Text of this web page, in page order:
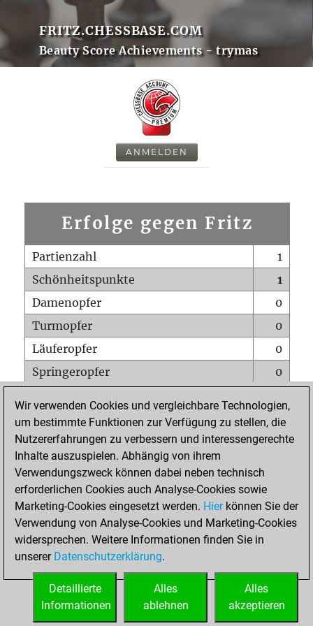
FRITZ.CHESSBASE.COM
Beauty Score Achievements - trymas
ANMELDEN
Erfolge gegen Fritz
Partienzahl
1
Schönheitspunkte
1
Damenopfer
0
Turmopfer
0
Läuferopfer
0
Springeropfer
0
Matt auf vollem Brett
0
Bauer setzt Matt
0
Erstickte Matts
Unterverwandlungen
Türme auf der siebten
0
STARTSEITE
Wir verwenden Cookies und vergleichbare Technologien,
um bestimmte Funktionen zur Verfügung zu stellen, die
Nutzererfahrungen zu verbessern und interessengerechte
Inhalte auszuspielen. Abhängig von ihrem
Verwendungszweck können dabei neben technisch
erforderlichen Cookies auch Analyse-Cookies sowie
Marketing-Cookies eingesetzt werden. Hierkönnen Sie der
Verwendung von Analyse-Cookies und Marketing-Cookies
widersprechen. Weitere Informationen finden Sie in
unserer Datenschutzerklärung.
Alles
akzeptieren
Alles
ablehnen
Detaillierte
Informationen